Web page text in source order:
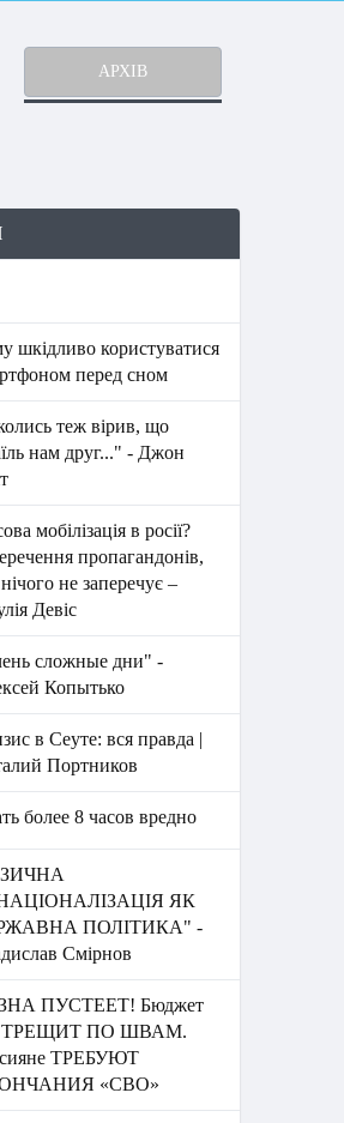
АРХІВ
шкідливо користуватися
перед сном
теж вірив, що
нам друг..." - Джон
мобілізація в росії?
пропагандонів,
не заперечує –
Девіс
сложные дни" -
Копытько
в Сеуте: вся правда |
Портников
более 8 часов вредно
ЯК
ПОЛІТИКА" -
Смірнов
ПУСТЕЕТ! Бюджет
ТРЕЩИТ ПО ШВАМ.
ТРЕБУЮТ
«СВО»